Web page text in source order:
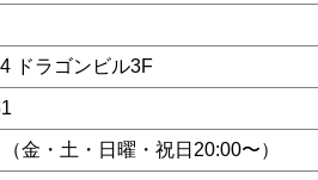
ドラゴンビル3F
金・土・日曜・祝日20:00〜）